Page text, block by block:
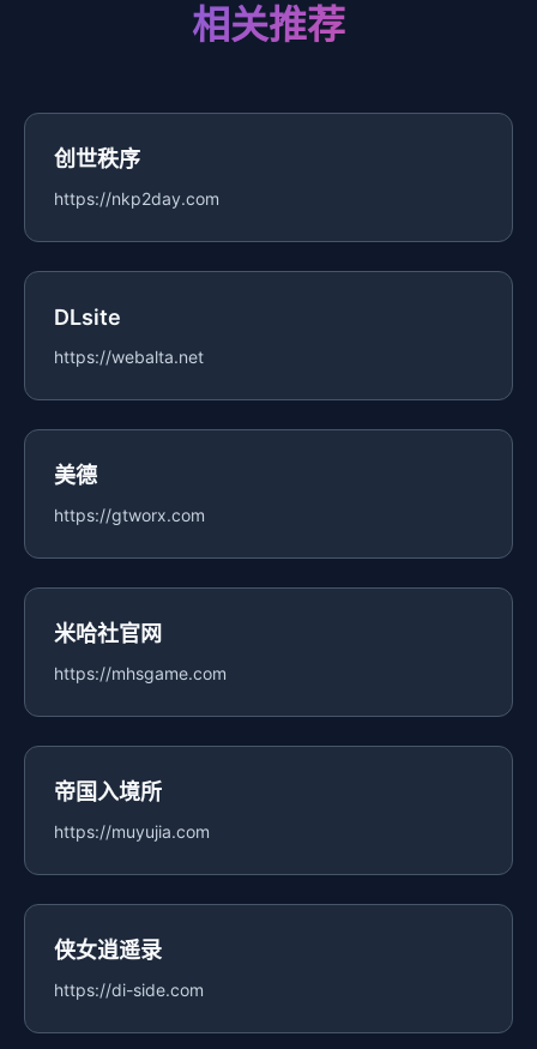
相关推荐
创世秩序
https://nkp2day.com
DLsite
https://webalta.net
美德
https://gtworx.com
米哈社官网
https://mhsgame.com
帝国入境所
https://muyujia.com
侠女逍遥录
https://di-side.com